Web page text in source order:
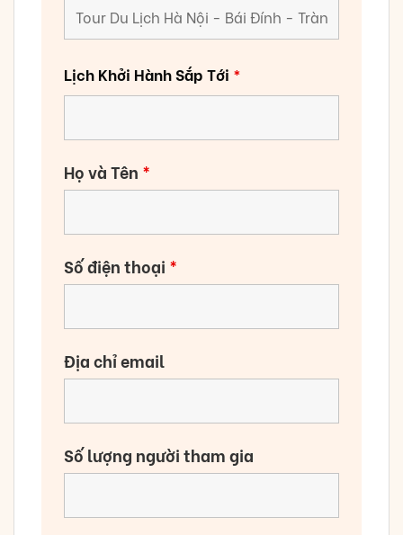
Lịch Khởi Hành Sắp Tới *
Họ và Tên *
Số điện thoại *
Địa chỉ email
Số lượng người tham gia